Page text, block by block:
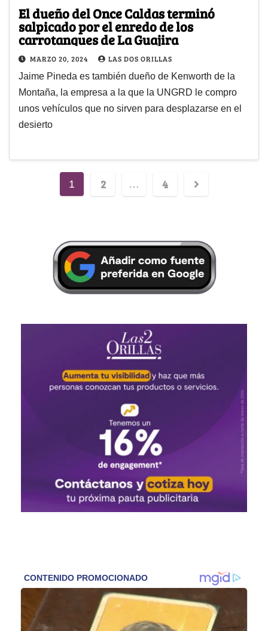
El dueño del Once Caldas terminó
salpicado por el enredo de los
carrotanques de La Guajira
MARZO 20, 2024 LAS DOS ORILLAS
Jaime Pineda es también dueño de Kenworth de la
Montaña, la empresa a la que la UNGRD le compro
unos vehículos que no sirven para desplazarse en el
desierto
1 2 … 4